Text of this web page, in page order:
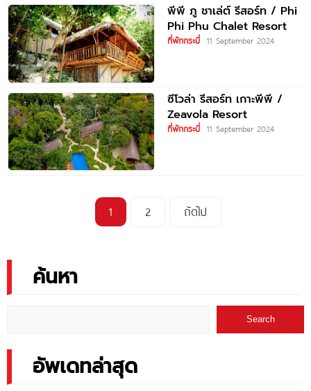
พีพี ภู ชาเล่ต์ รีสอร์ท / Phi
Phi Phu Chalet Resort
ที่พักกระบี่ 11 September 2024
ซีโวล่า รีสอร์ท เกาะพีพี /
Zeavola Resort
ที่พักกระบี่ 11 September 2024
1 2 ถัดไป
ค้นหา
Search
อัพเดทล่าสุด